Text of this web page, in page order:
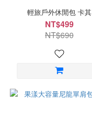
輕旅戶外休閒包 卡其
NT$499
NT$690